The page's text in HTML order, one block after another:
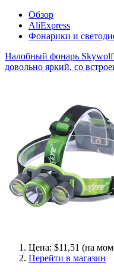
Обзор
AliExpress
Фонарики и
Налобный фонарь
довольно яркий, со
Цена: $11,51 (на
Перейти в магазин